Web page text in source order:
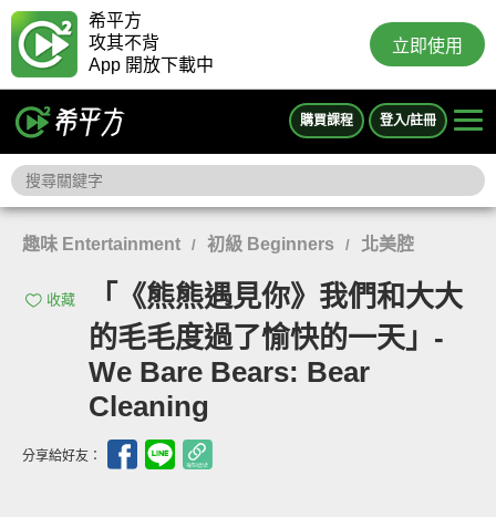
希平方
攻其不背
App 開放下載中
立即使用
購買課程 登入/註冊
趣味 Entertainment / 初級 Beginners / 北美腔
收藏
「《熊熊遇見你》我們和大大
的毛毛度過了愉快的一天」-
We Bare Bears: Bear
Cleaning
分享給好友：